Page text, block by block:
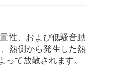
性、および低騒音動
熱側から発生した熱
て放散されます。